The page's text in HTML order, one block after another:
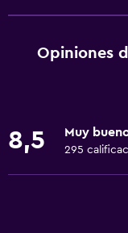
Habitaciones
Vista al jardín
Piso de parquet o
Espacio de
Vista al mar
Opiniones
8,5 Muy
295